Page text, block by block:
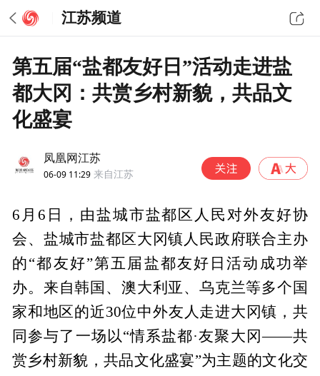
江苏频道
第五届“盐都友好日”活动走进盐
都大冈：共赏乡村新貌，共品文
化盛宴
凤凰网江苏
06-09 11:29 来自江苏
6月6日，由盐城市盐都区人民对外友好协
会、盐城市盐都区大冈镇人民政府联合主办
的“都友好”第五届盐都友好日活动成功举
办。来自韩国、澳大利亚、乌克兰等多个国
家和地区的近30位中外友人走进大冈镇，共
同参与了一场以“情系盐都·友聚大冈——共
赏乡村新貌，共品文化盛宴”为主题的文化交